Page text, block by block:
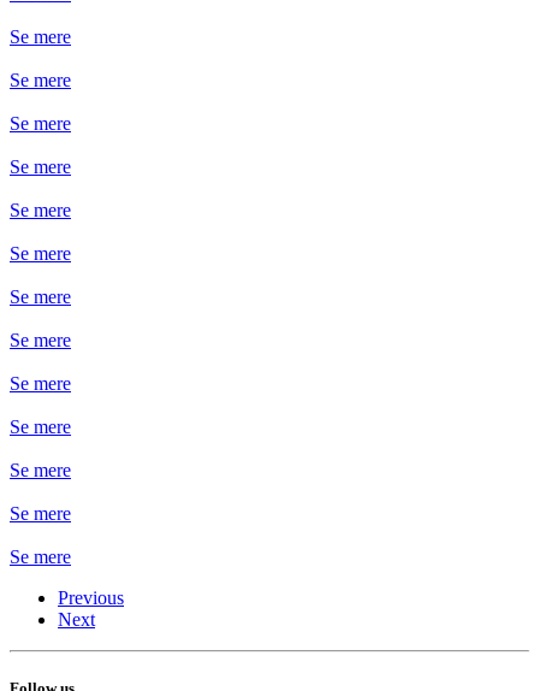
Se mere
Se mere
Se mere
Se mere
Se mere
Se mere
Se mere
Se mere
Se mere
Se mere
Se mere
Se mere
Se mere
Previous
Next